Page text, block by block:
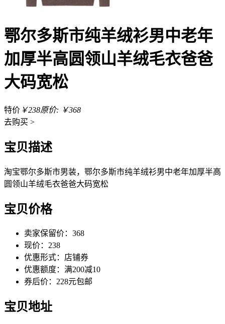
鄂尔多斯市纯羊绒衫男中老年
加厚半高圆领山羊绒毛衣爸爸
大码宽松
特价 ￥238原价: ￥368
去购买 >
宝贝描述
淘宝鄂尔多斯市男装，鄂尔多斯市纯羊绒衫男中老年加厚半高
圆领山羊绒毛衣爸爸大码宽松
宝贝价格
卖家保留价：368
现价：238
优惠形式：店铺券
优惠额度：满200减10
券后价：228元包邮
宝贝地址